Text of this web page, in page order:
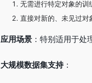
无需进行特定对象的训
直接对新的、未见过对
应用场景 ：特别适用于处
大规模数据集支持：